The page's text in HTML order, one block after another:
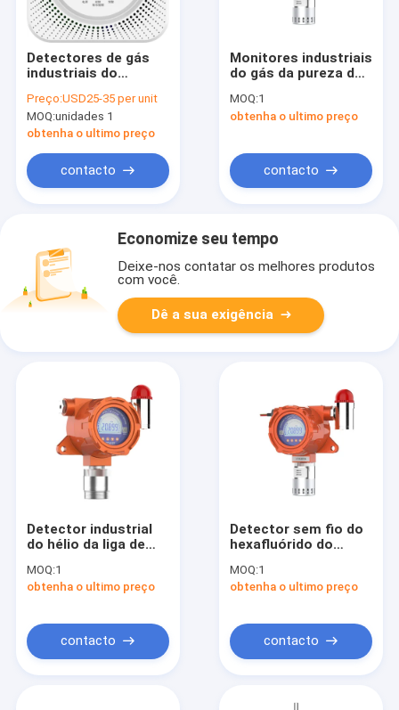
Detectores de gás
industriais do
carbono para o carro
dentro do dispositivo
de segurança
Preço:USD25-35 per unit
MOQ:unidades 1
obtenha o ultimo preço
contacto
Monitores industriais
do gás da pureza do
alarme sadio e claro
MOQ:1
obtenha o ultimo preço
contacto
Economize seu tempo
Deixe-nos contatar os melhores produtos
com você.
Dê a sua exigência
Detector industrial
do hélio da liga de
detectores de gás da
elevada precisão
MOQ:1
obtenha o ultimo preço
contacto
Detector sem fio do
hexafluórido do
industrial do gás IP66
MOQ:1
obtenha o ultimo preço
contacto